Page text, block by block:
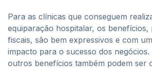
Para as clínicas que conseguem
equiparação hospitalar, os benefícios,
fiscais, são bem expressivos e com
impacto para o sucesso dos negócios.
outros benefícios também podem ser